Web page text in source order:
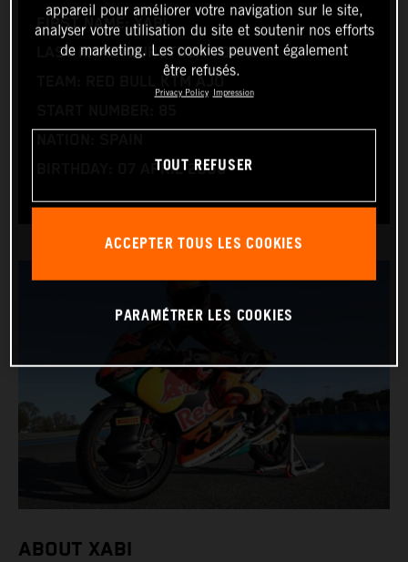
FIRST NAME: XABI
LAST NAME: ZURUTUZA TORRES
BIRTHDAY: 07 APRIL 2006
ABOUT XABI
appareil pour améliorer votre navigation sur le site,
analyser votre utilisation du site et soutenir nos efforts
de marketing. Les cookies peuvent également
être refusés.
Privacy Policy Impression
TOUT REFUSER
ACCEPTER TOUS LES COOKIES
PARAMÉTRER LES COOKIES